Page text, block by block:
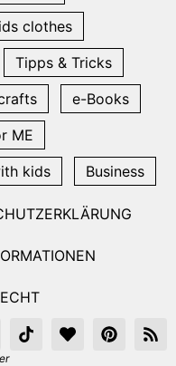
clothes
Tipps & Tricks
e-Books
ME
kids
Business